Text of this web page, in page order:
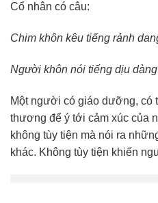
Cổ nhân có câu:
Chim khôn kêu tiếng rảnh
Người khôn nói tiếng dịu
Một người có giáo dưỡng, có
thương để ý tới cảm xúc của
không tùy tiện mà nói ra
khác. Không tùy tiện khiến